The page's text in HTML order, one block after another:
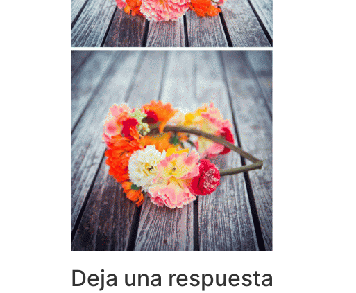
Deja una respuesta